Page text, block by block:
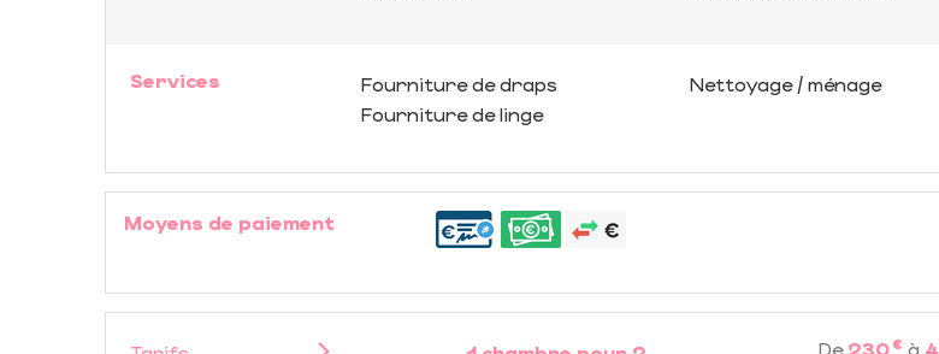
Services
Fourniture de draps
Fourniture de linge
Nettoyage / ménage
Moyens de paiement
De 230 € à